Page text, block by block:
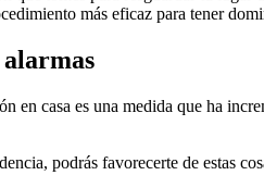
más eficaz para tener
en casa es una medida que ha
podrás favorecerte de estas